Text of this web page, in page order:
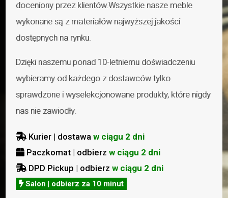
doceniony przez klientów.Wszystkie nasze meble
wykonane są z materiałów najwyższej jakości
dostępnych na rynku.
Dzięki naszemu ponad 10-letniemu doświadczeniu
wybieramy od każdego z dostawców tylko
sprawdzone i wyselekcjonowane produkty, które nigdy
nas nie zawiodły.
 Kurier | dostawaw ciągu 2 dni
 Paczkomat | odbierzw ciągu 2 dni
 DPD Pickup | odbierzw ciągu 2 dni
Salon | odbierz za 10 minut